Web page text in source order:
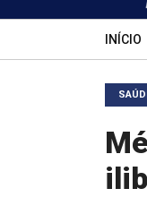
INÍCIO